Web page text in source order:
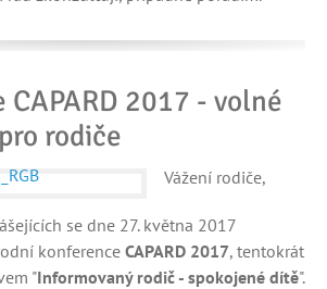
CAPARD 2017 - volné
rodiče
Vážení rodiče,
se dne 27. května 2017
konference CAPARD 2017, tentokrát
"Informovaný rodič - spokojené dítě".